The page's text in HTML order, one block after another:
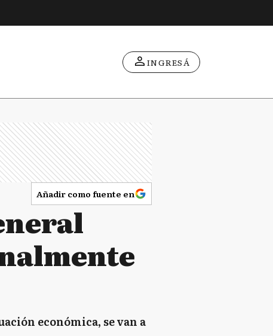
INGRESÁ
Añadir como fuente en
económica, se van a